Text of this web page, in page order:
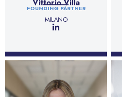
Vittorio Villa
FOUNDING PARTNER
MILANO